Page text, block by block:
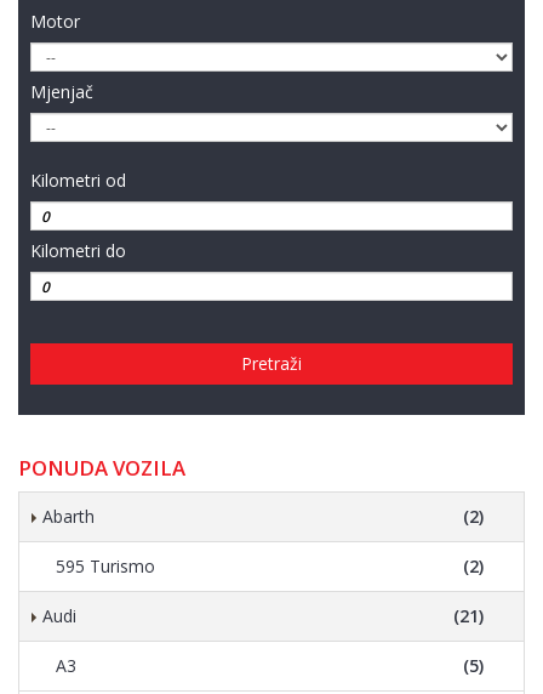
Motor
Mjenjač
Kilometri od
Kilometri do
Pretraži
PONUDA VOZILA
Abarth (2)
595 Turismo (2)
Audi (21)
A3 (5)